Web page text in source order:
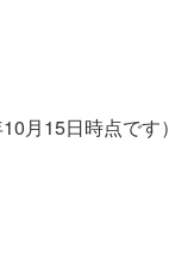
月15日時点です）